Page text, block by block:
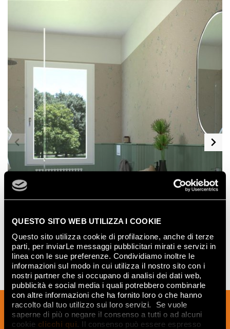
QUESTO SITO WEB UTILIZZA I COOKIE
Questo sito utilizza cookie di profilazione, anche di terze
parti, per inviarLe messaggi pubblicitari mirati e servizi in
linea con le sue preferenze. Condividiamo inoltre le
informazioni sul modo in cui utilizza il nostro sito con i
nostri partner che si occupano di analisi dei dati web,
pubblicità e social media i quali potrebbero combinarle
con altre informazioni che ha fornito loro o che hanno
raccolto dal tuo utilizzo sui loro servizi. Se vuole
saperne di più o negare il consenso a tutti o ad alcuni
cookie clicchi qui. Il consenso può essere espresso
Iscriviti alla nostra newsletter per essere
sempre aggiornato sulle novità e